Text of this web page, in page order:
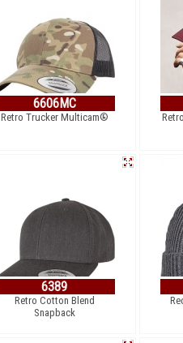
6606MC
Retro Trucker Multicam®
6389
Retro Cotton Blend
Snapback